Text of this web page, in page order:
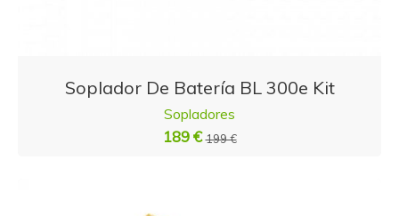
Soplador De Batería BL 300e Kit
Sopladores
189 €199 €